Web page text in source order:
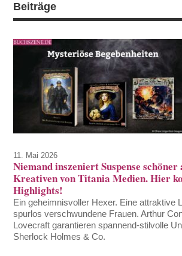
Beiträge
11. Mai 2026
Niemand inszeniert Suspense schöner
Kreativen von Titania Medien. Hier
Highlights!
Ein geheimnisvoller Hexer. Eine attraktive
spurlos verschwundene Frauen. Arthur
Lovecraft garantieren spannend-stilvolle
Sherlock Holmes & Co.